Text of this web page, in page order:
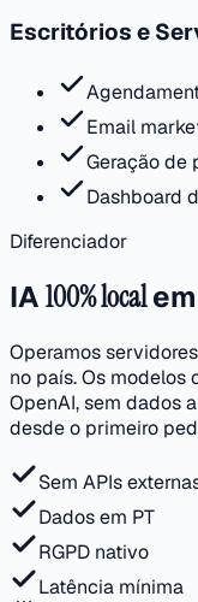
Escritórios e
Email
Geração de
Dashboard
Diferenciador
IA100% local
Operamos
no país. Os
OpenAI, sem dados
desde o primeiro
Sem APIs
Dados em PT
RGPD nativo
Latência mínima